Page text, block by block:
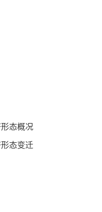
态概况
态变迁